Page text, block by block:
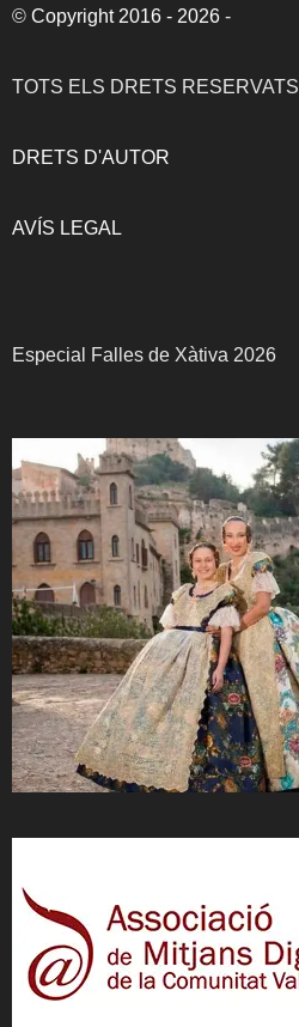
© Copyright 2016 - 2026 -
TOTS ELS DRETS RESERVATS
DRETS D'AUTOR
AVÍS LEGAL
Especial Falles de Xàtiva 2026